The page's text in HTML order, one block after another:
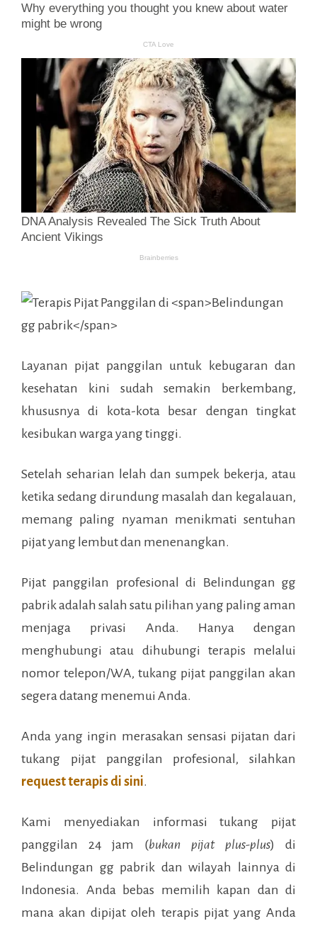
Layanan pijat panggilan untuk kebugaran dan
kesehatan kini sudah semakin berkembang,
khususnya di kota-kota besar dengan tingkat
kesibukan warga yang tinggi.
Setelah seharian lelah dan sumpek bekerja, atau
ketika sedang dirundung masalah dan kegalauan,
memang paling nyaman menikmati sentuhan
pijat yang lembut dan menenangkan.
Pijat panggilan profesional di Belindungan gg
pabrik adalah salah satu pilihan yang paling aman
menjaga privasi Anda. Hanya dengan
menghubungi atau dihubungi terapis melalui
nomor telepon/WA, tukang pijat panggilan akan
segera datang menemui Anda.
Anda yang ingin merasakan sensasi pijatan dari
tukang pijat panggilan profesional, silahkan
request terapis di sini.
Kami menyediakan informasi tukang pijat
panggilan 24 jam (bukan pijat plus-plus) di
Belindungan gg pabrik dan wilayah lainnya di
Indonesia. Anda bebas memilih kapan dan di
mana akan dipijat oleh terapis pijat yang Anda